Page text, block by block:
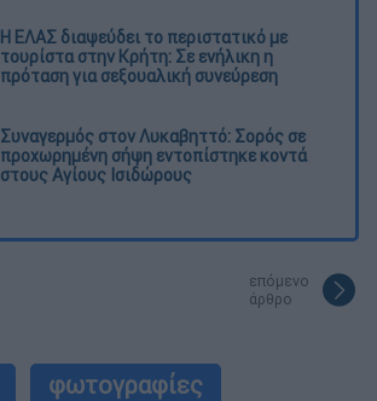
Η ΕΛΑΣ διαψεύδει το περιστατικό με
τουρίστα στην Κρήτη: Σε ενήλικη η
πρόταση για σεξουαλική συνεύρεση
Συναγερμός στον Λυκαβηττό: Σορός σε
προχωρημένη σήψη εντοπίστηκε κοντά
στους Αγίους Ισιδώρους
επόμενο
άρθρο
φωτογραφίες